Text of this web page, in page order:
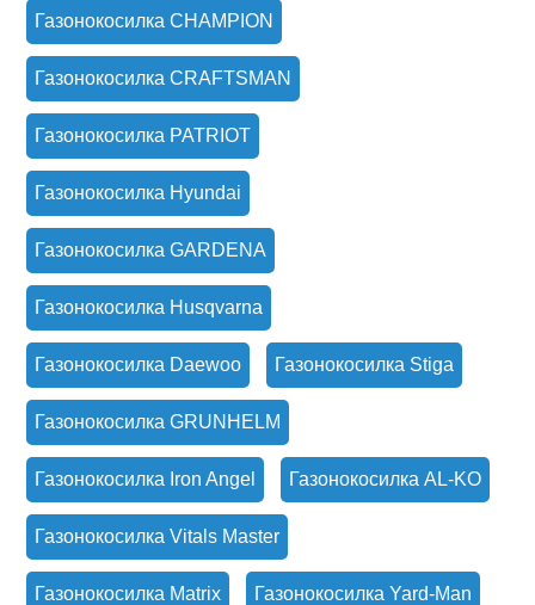
Газонокосилка CHAMPION
Газонокосилка CRAFTSMAN
Газонокосилка PATRIOT
Газонокосилка Hyundai
Газонокосилка GARDENA
Газонокосилка Husqvarna
Газонокосилка Daewoo Газонокосилка Stiga
Газонокосилка GRUNHELM
Газонокосилка Iron Angel Газонокосилка AL-KO
Газонокосилка Vitals Master
Газонокосилка Matrix Газонокосилка Yard-Man